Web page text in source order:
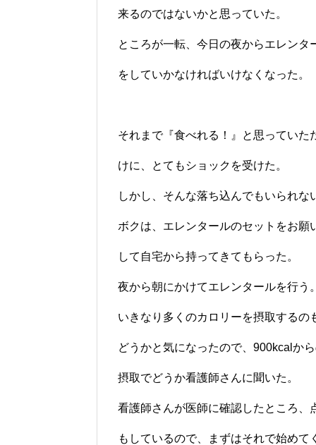
来るのではないかと思っていた。
ところが一転、今日の夜からエレンタ
をしていかなければいけなくなった。
それまで『食べれる！』と思っていた
けに、とてもショックを受けた。
しかし、そんな落ち込んでもいられな
ボクは、エレンタールのセットをお願
して自宅から持ってきてもらった。
夜から朝にかけてエレンタールを行う。
いきなり多くのカロリーを摂取するの
どうかと気になったので、900kcalか
摂取でどうか看護師さんに聞いた。
看護師さんが医師に確認したところ、
もしているので、まずはそれで始めて